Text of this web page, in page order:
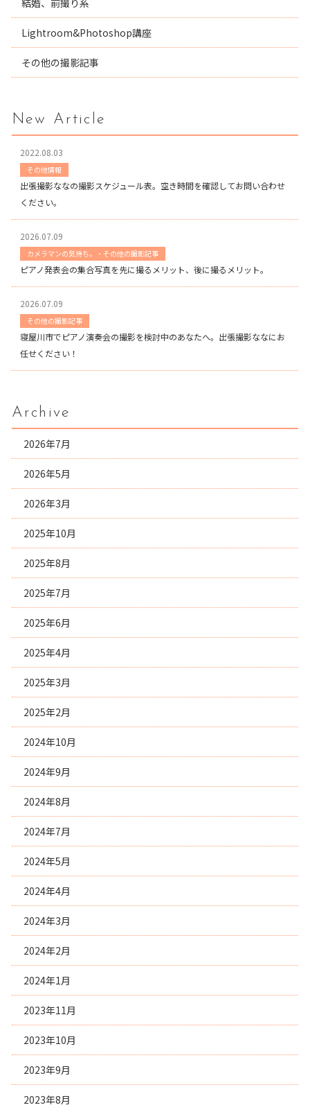
Lightroom&Photoshop講座
その他の撮影記事
New Article
2022.08.03
その他情報
出張撮影ななの撮影スケジュール表。空き時間を確認してお問い合わせ
ください。
2026.07.09
カメラマンの気持ち。・その他の撮影記事
ピアノ発表会の集合写真を先に撮るメリット、後に撮るメリット。
2026.07.09
その他の撮影記事
寝屋川市でピアノ演奏会の撮影を検討中のあなたへ。出張撮影ななにお
任せください！
Archive
2026年7月
2026年5月
2026年3月
2025年10月
2025年8月
2025年7月
2025年6月
2025年4月
2025年3月
2025年2月
2024年10月
2024年9月
2024年8月
2024年7月
2024年5月
2024年4月
2024年3月
2024年2月
2024年1月
2023年11月
2023年10月
2023年9月
2023年8月